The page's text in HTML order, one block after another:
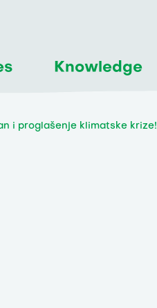
Knowledge
i proglašenje klimatske krize!